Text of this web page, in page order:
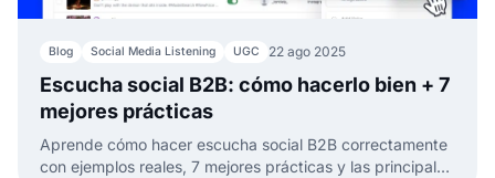
Blog Social Media Listening UGC 22 ago 2025
Escucha social B2B: cómo hacerlo bien + 7
mejores prácticas
Aprende cómo hacer escucha social B2B correctamente
con ejemplos reales, 7 mejores prácticas y las principales